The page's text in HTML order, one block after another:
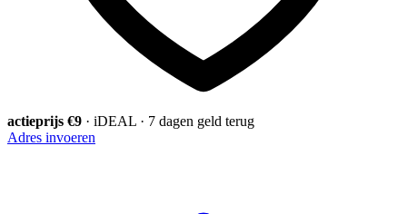
actieprijs €9 · iDEAL · 7 dagen geld terug
Adres invoeren